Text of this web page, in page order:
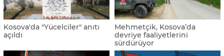
Kosova'da "Yücelciler" anıtı
açıldı
Mehmetçik, Kosova’da
devriye faaliyetlerini
sürdürüyor